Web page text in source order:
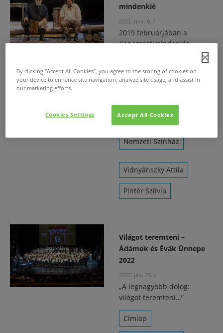
mindenkié
2022. nov. 6. /
2019 februárjában a
#anemzetimindenkie
címmel indított programot a
olyanoknak, akiknek a
járjanak.
Nemzeti Színház
Vidnyánszky Attila
Pintér Szilvia
Világot teremteni –
Ádámok és Évák Ünnepe
2022
2022. jan. 25. /
„A legnagyobb dolog:
világot teremteni…”
Címlap
By clicking “Accept All Cookies”, you agree to the storing of cookies on
your device to enhance site navigation, analyze site usage, and assist in
our marketing efforts.
Accept All Cookies
Cookies Settings